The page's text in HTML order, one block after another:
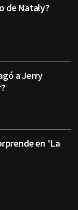
de Nataly?
a Jerry
en 'La